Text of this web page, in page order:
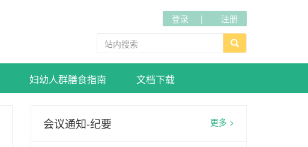
登录 注册
妇幼人群膳食指南 文档下载
会议通知-纪要 更多 >